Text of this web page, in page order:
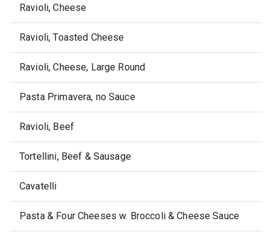
Ravioli, Cheese
Ravioli, Toasted Cheese
Ravioli, Cheese, Large Round
Pasta Primavera, no Sauce
Ravioli, Beef
Tortellini, Beef & Sausage
Cavatelli
Pasta & Four Cheeses w. Broccoli & Cheese Sauce